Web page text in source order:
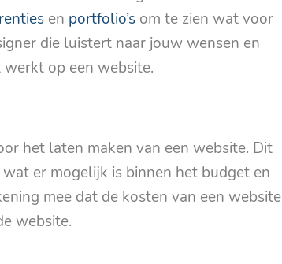
en portfolio’s om te zien wat voor
die luistert naar jouw wensen en
op een website.
het laten maken van een website. Dit
er mogelijk is binnen het budget en
mee dat de kosten van een website
website.